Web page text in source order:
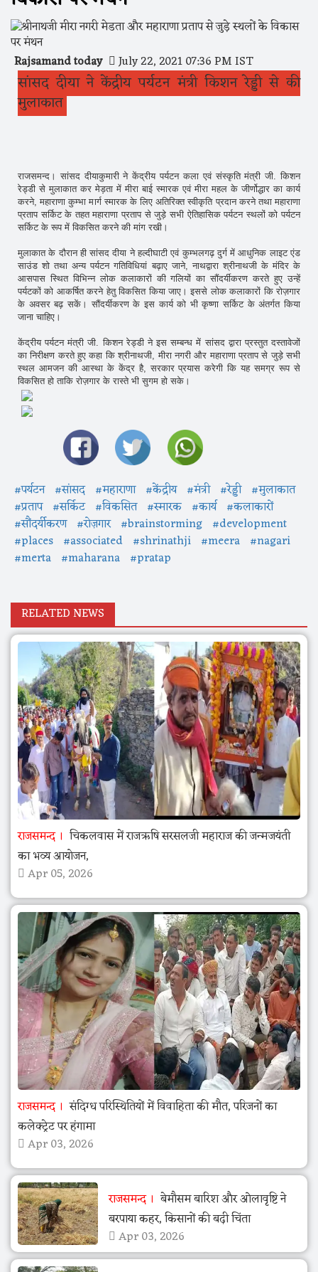
Rajsamand today July 22, 2021 07:36 PM IST
सांसद दीया ने केंद्रीय पर्यटन मंत्री किशन रेड्डी से की
मुलाकात
राजसमन्द। सांसद दीयाकुमारी ने केंद्रीय पर्यटन कला एवं संस्कृति मंत्री जी. किशन
रेड्डी से मुलाकात कर मेड़ता में मीरा बाई स्मारक एवं मीरा महल के जीर्णोद्धार का कार्य
करने, महाराणा कुम्भा मार्ग स्मारक के लिए अतिरिक्त स्वीकृति प्रदान करने तथा महाराणा
प्रताप सर्किट के तहत महाराणा प्रताप से जुड़े सभी ऐतिहासिक पर्यटन स्थलों को पर्यटन
सर्किट के रूप में विकसित करने की मांग रखी।
मुलाकात के दौरान ही सांसद दीया ने हल्दीघाटी एवं कुम्भलगढ़ दुर्ग में आधुनिक लाइट एंड
साउंड शो तथा अन्य पर्यटन गतिविधियां बढ़ाए जाने, नाथद्वारा श्रीनाथजी के मंदिर के
आसपास स्थित विभिन्न लोक कलाकारों की गलियों का सौंदर्यीकरण करते हुए उन्हें
पर्यटकों को आकर्षित करने हेतु विकसित किया जाए। इससे लोक कलाकारों कि रोज़गार
के अवसर बढ़ सकें। सौंदर्यीकरण के इस कार्य को भी कृष्णा सर्किट के अंतर्गत किया
जाना चाहिए।
केंद्रीय पर्यटन मंत्री जी. किशन रेड्डी ने इस सम्बन्ध में सांसद द्वारा प्रस्तुत दस्तावेजों
का निरीक्षण करते हुए कहा कि श्रीनाथजी, मीरा नगरी और महाराणा प्रताप से जुड़े सभी
स्थल आमजन की आस्था के केंद्र है, सरकार प्रयास करेगी कि यह समग्र रूप से
विकसित हो ताकि रोज़गार के रास्ते भी सुगम हो सके।
#पर्यटन #सांसद #महाराणा #केंद्रीय #मंत्री #रेड्डी #मुलाकात
#प्रताप #सर्किट #विकसित #स्मारक #कार्य #कलाकारों
#सौंदर्यीकरण #रोज़गार #brainstorming #development
#places #associated #shrinathji #meera #nagari
#merta #maharana #pratap
RELATED NEWS
राजसमन्द
चिकलवास में राजऋषि सरसलजी महाराज की जन्मजयंती
का भव्य आयोजन,
Apr 05, 2026
राजसमन्द
संदिग्ध परिस्थितियों में विवाहिता की मौत, परिजनों का
कलेक्ट्रेट पर हंगामा
Apr 03, 2026
राजसमन्द
बेमौसम बारिश और ओलावृष्टि ने
बरपाया कहर, किसानों की बढ़ी चिंता
Apr 03, 2026